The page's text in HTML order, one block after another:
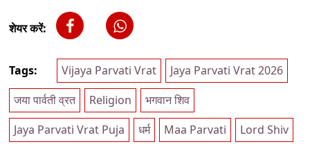
शेयर करें:
Tags: Vijaya Parvati Vrat
Jaya Parvati Vrat 2026
जया पार्वती व्रत
Religion
भगवान शिव
Jaya Parvati Vrat Puja
धर्म Maa Parvati Lord Shiv